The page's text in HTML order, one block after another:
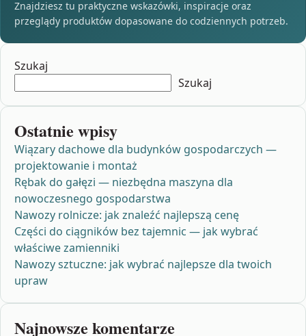
Znajdziesz tu praktyczne wskazówki, inspiracje oraz
przeglądy produktów dopasowane do codziennych potrzeb.
Szukaj
Szukaj
Ostatnie wpisy
Wiązary dachowe dla budynków gospodarczych —
projektowanie i montaż
Rębak do gałęzi — niezbędna maszyna dla
nowoczesnego gospodarstwa
Nawozy rolnicze: jak znaleźć najlepszą cenę
Części do ciągników bez tajemnic — jak wybrać
właściwe zamienniki
Nawozy sztuczne: jak wybrać najlepsze dla twoich
upraw
Najnowsze komentarze